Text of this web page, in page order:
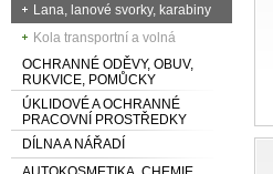
Lana, lanové svorky, karabiny
Kola transportní a volná
OCHRANNÉ ODĚVY, OBUV,
RUKVICE, POMŮCKY
ÚKLIDOVÉ A OCHRANNÉ
PRACOVNÍ PROSTŘEDKY
DÍLNA A NÁŘADÍ